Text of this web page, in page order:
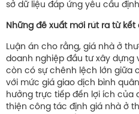
sở dữ liệu đáp ứng yêu cầu
Những đề xuất mới rút ra từ
Luận án cho rằng, giá nhà ở
doanh nghiệp đầu tư xây dựng
còn có sự chênh lệch lớn giữa
với mức giá giao dịch bình
hưởng trực tiếp đến lợi ích của
thiện công tác định giá nhà ở